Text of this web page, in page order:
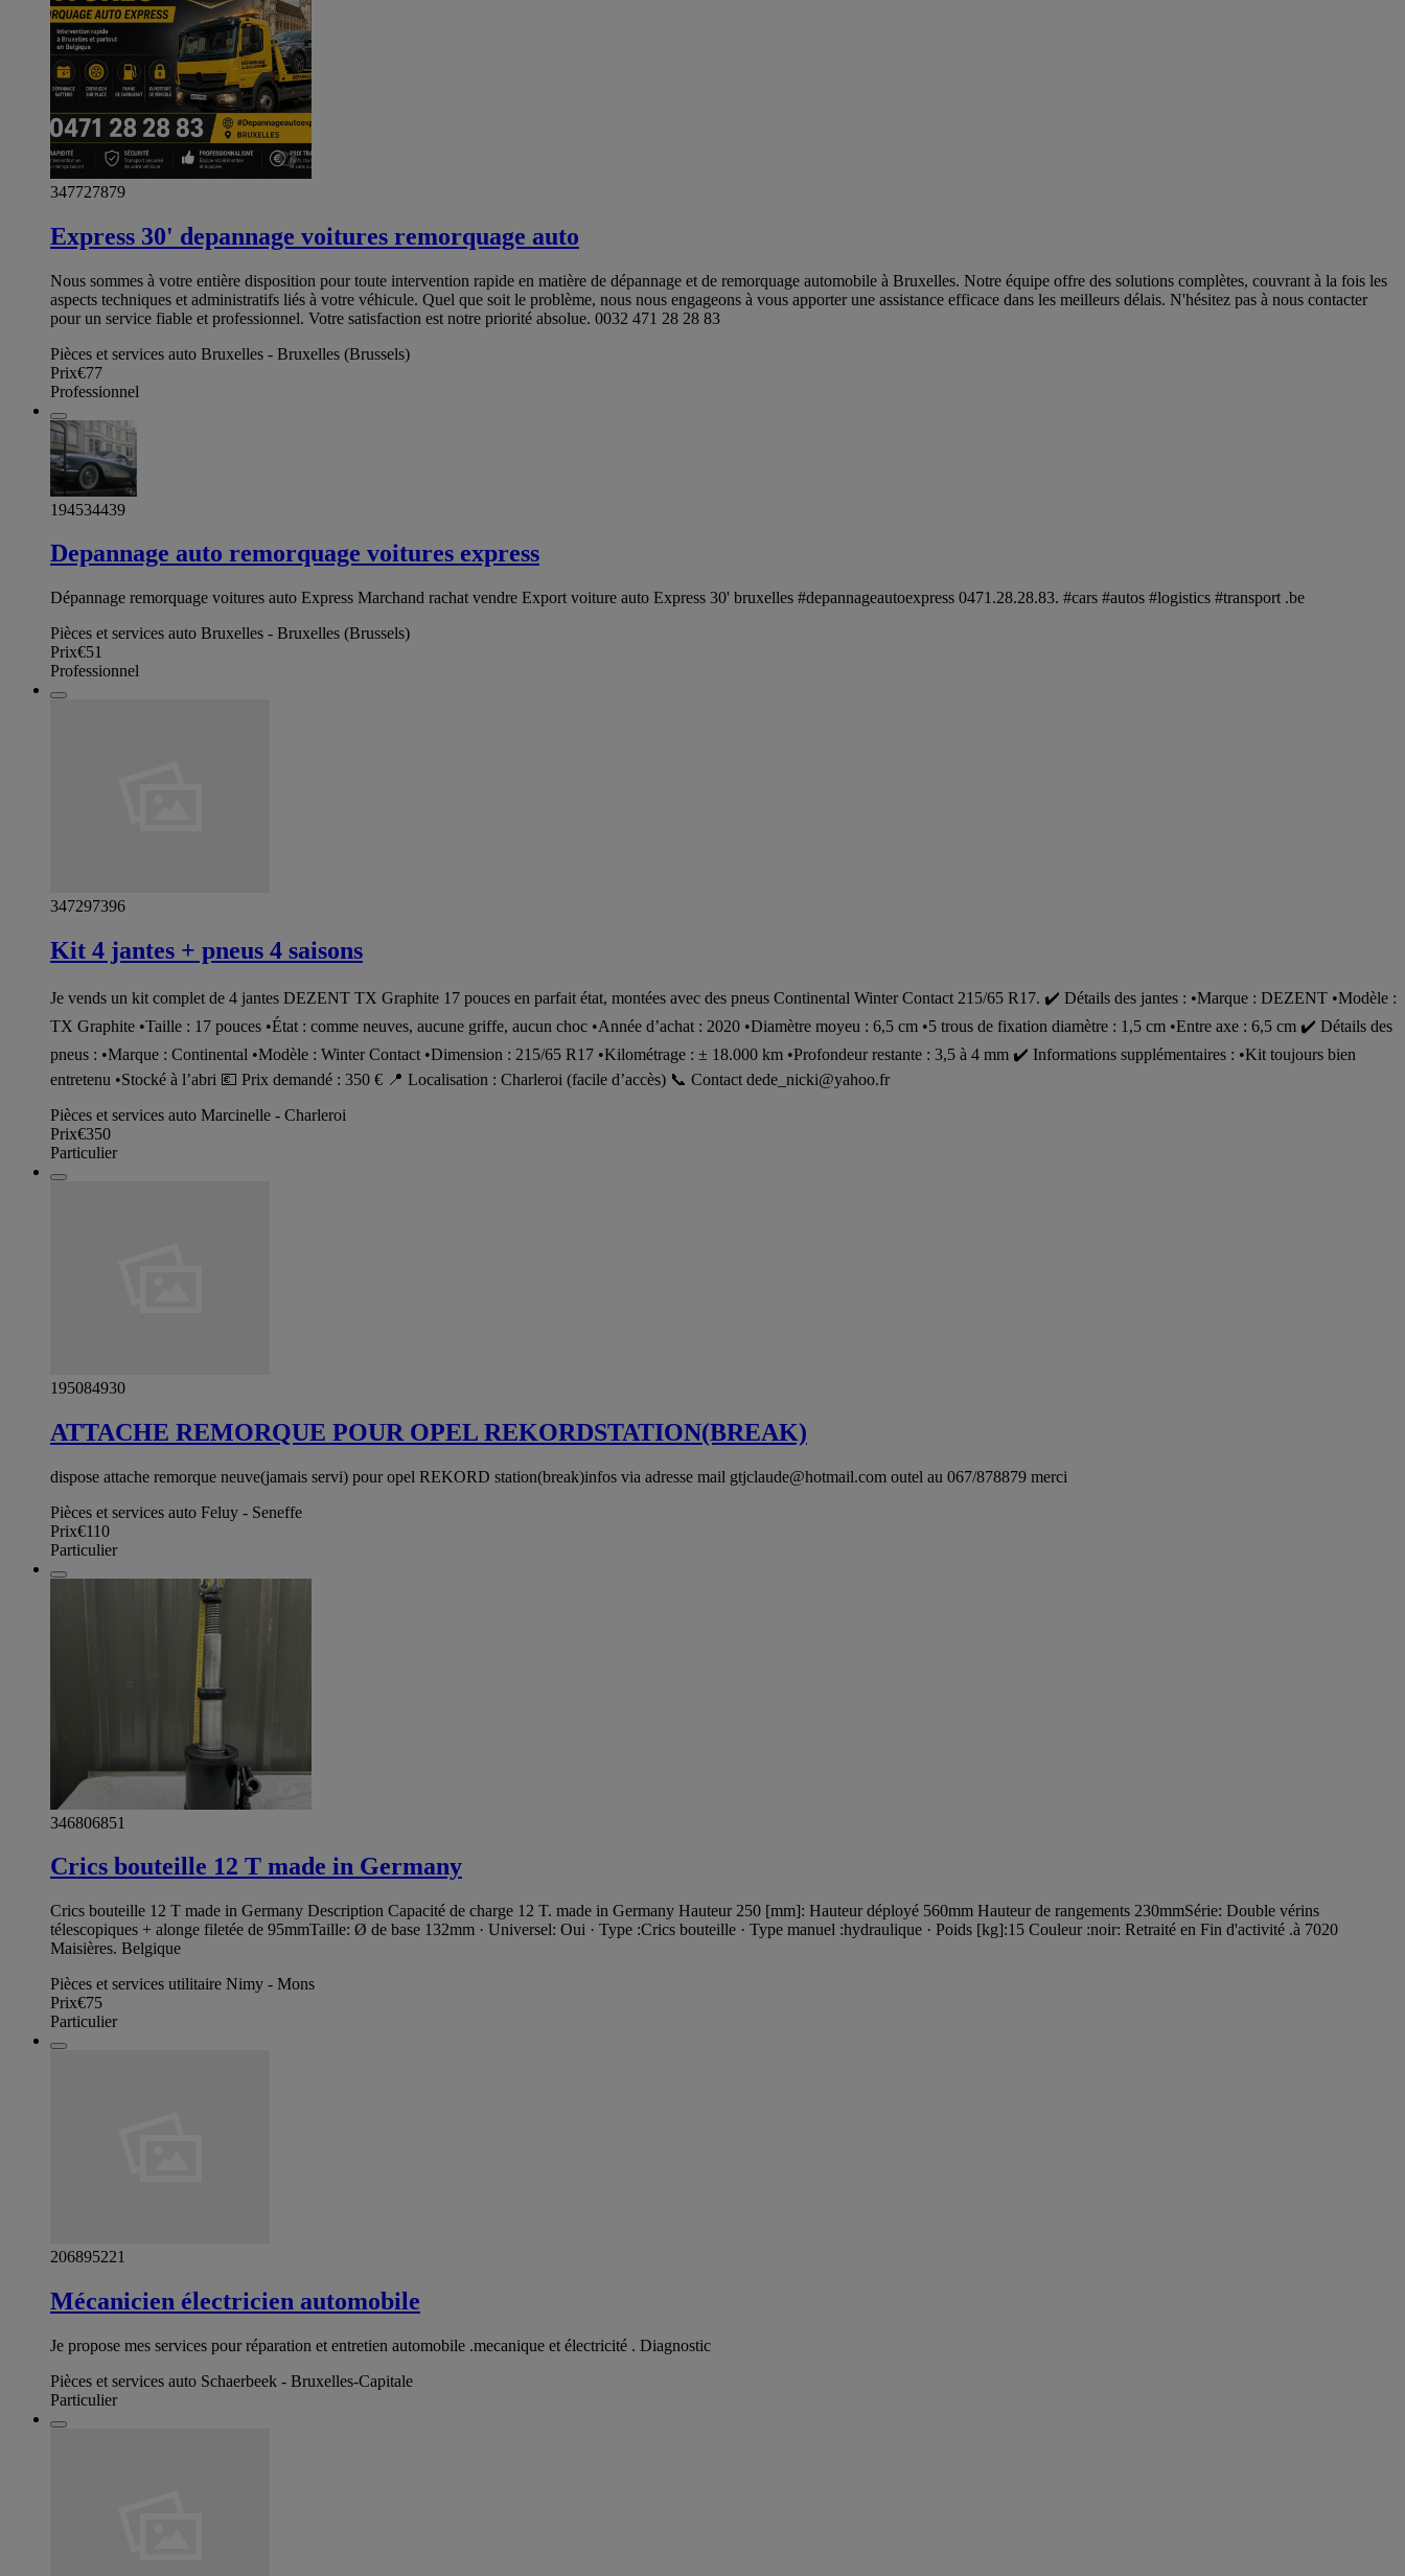
347727879
Express 30' depannage voitures remorquage auto
Nous sommes à votre entière disposition pour toute intervention rapide en matière de dépannage et de remorquage automobile à Bruxelles. Notre équipe offre des solutions complètes, couvrant à la fois les
aspects techniques et administratifs liés à votre véhicule. Quel que soit le problème, nous nous engageons à vous apporter une assistance efficace dans les meilleurs délais. N'hésitez pas à nous contacter
pour un service fiable et professionnel. Votre satisfaction est notre priorité absolue. 0032 471 28 28 83
Pièces et services auto Bruxelles - Bruxelles (Brussels)
Prix€77
Professionnel
194534439
Depannage auto remorquage voitures express
Dépannage remorquage voitures auto Express Marchand rachat vendre Export voiture auto Express 30' bruxelles #depannageautoexpress 0471.28.28.83. #cars #autos #logistics #transport .be
Pièces et services auto Bruxelles - Bruxelles (Brussels)
Prix€51
Professionnel
347297396
Kit 4 jantes + pneus 4 saisons
Je vends un kit complet de 4 jantes DEZENT TX Graphite 17 pouces en parfait état, montées avec des pneus Continental Winter Contact 215/65 R17. ✔️ Détails des jantes : •Marque : DEZENT •Modèle :
TX Graphite •Taille : 17 pouces •État : comme neuves, aucune griffe, aucun choc •Année d’achat : 2020 •Diamètre moyeu : 6,5 cm •5 trous de fixation diamètre : 1,5 cm •Entre axe : 6,5 cm ✔️ Détails des
pneus : •Marque : Continental •Modèle : Winter Contact •Dimension : 215/65 R17 •Kilométrage : ± 18.000 km •Profondeur restante : 3,5 à 4 mm ✔️ Informations supplémentaires : •Kit toujours bien
entretenu •Stocké à l’abri 💶 Prix demandé : 350 € 📍 Localisation : Charleroi (facile d’accès) 📞 Contact dede_nicki@yahoo.fr
Pièces et services auto Marcinelle - Charleroi
Prix€350
Particulier
195084930
ATTACHE REMORQUE POUR OPEL REKORDSTATION(BREAK)
dispose attache remorque neuve(jamais servi) pour opel REKORD station(break)infos via adresse mail gtjclaude@hotmail.com outel au 067/878879 merci
Pièces et services auto Feluy - Seneffe
Prix€110
Particulier
346806851
Crics bouteille 12 T made in Germany
Crics bouteille 12 T made in Germany Description Capacité de charge 12 T. made in Germany Hauteur 250 [mm]: Hauteur déployé 560mm Hauteur de rangements 230mmSérie: Double vérins
télescopiques + alonge filetée de 95mmTaille: Ø de base 132mm · Universel: Oui · Type :Crics bouteille · Type manuel :hydraulique · Poids [kg]:15 Couleur :noir: Retraité en Fin d'activité .à 7020
Maisières. Belgique
Pièces et services utilitaire Nimy - Mons
Prix€75
Particulier
206895221
Mécanicien électricien automobile
Je propose mes services pour réparation et entretien automobile .mecanique et électricité . Diagnostic
Pièces et services auto Schaerbeek - Bruxelles-Capitale
Particulier